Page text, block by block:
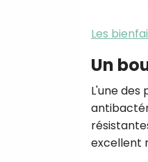
Les
Un
L'une des
excellent